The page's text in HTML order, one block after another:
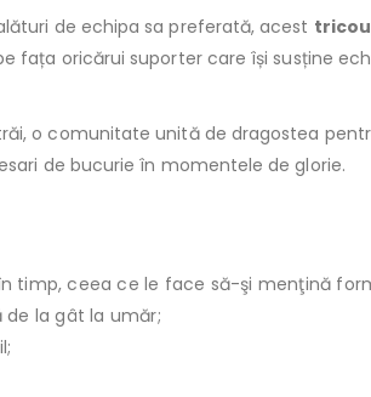
de echipa sa preferată, acest tricou
fața oricărui suporter care își susține
o comunitate unită de dragostea
de bucurie în momentele de glorie.
timp, ceea ce le face să-şi menţină
la gât la umăr;